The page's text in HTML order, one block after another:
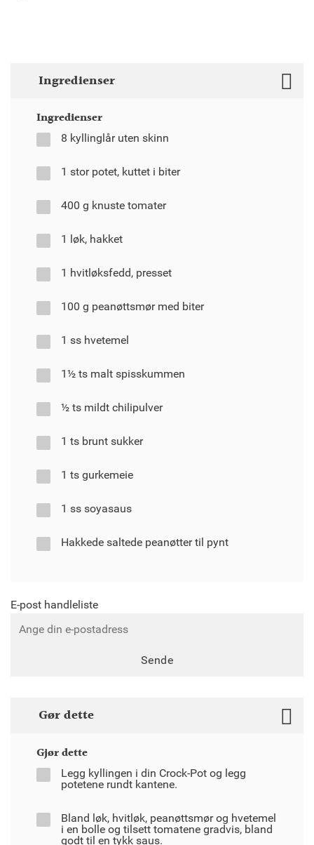
Ingredienser
Ingredienser
8 kyllinglår uten skinn
1 stor potet, kuttet i biter
400 g knuste tomater
1 løk, hakket
1 hvitløksfedd, presset
100 g peanøttsmør med biter
1 ss hvetemel
1½ ts malt spisskummen
½ ts mildt chilipulver
1 ts brunt sukker
1 ts gurkemeie
1 ss soyasaus
Hakkede saltede peanøtter til pynt
E-post handleliste
Sende
Gør dette
Gjør dette
Legg kyllingen i din Crock-Pot og legg
potetene rundt kantene.
Bland løk, hvitløk, peanøttsmør og hvetemel
i en bolle og tilsett tomatene gradvis, bland
godt til en tykk saus.